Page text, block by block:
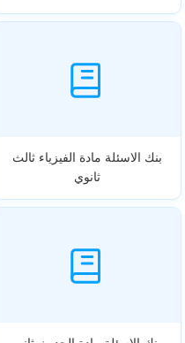
بنك الاسئلة مادة الفيزياء ثالث
ثانوي